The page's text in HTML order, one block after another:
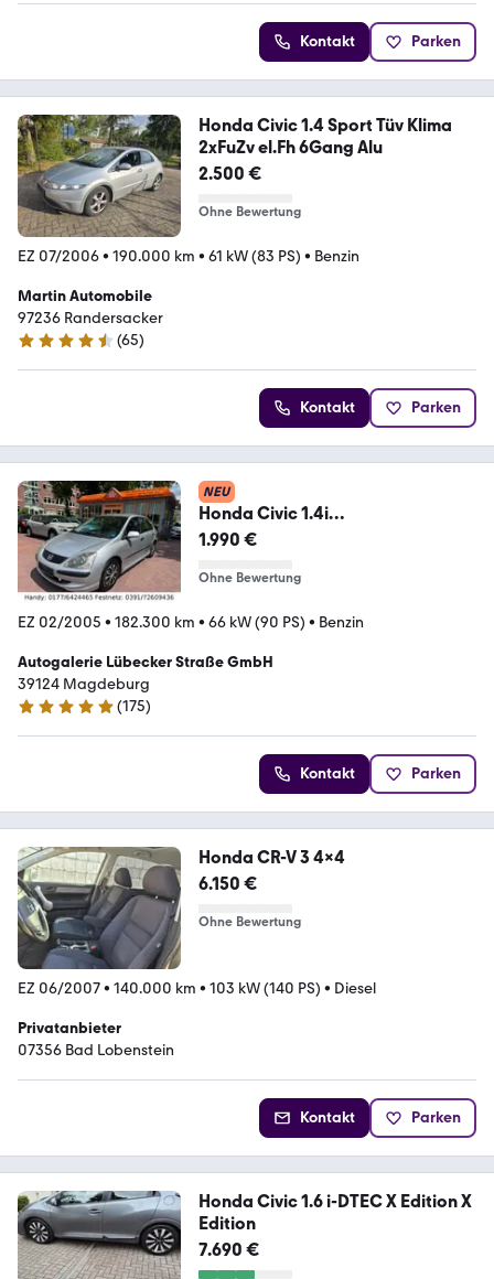
Kontakt Parken
Honda Civic 1.4 Sport Tüv Klima
2xFuZv el.Fh 6Gang Alu
2.500 €
Ohne Bewertung
EZ 07/2006• 190.000 km • 61 kW (83 PS) • Benzin
Martin Automobile
97236 Randersacker
4.4 Sterne
(65)
Kontakt Parken
NEU
Honda Civic 1.4i
KLIMAANLAGE/4xel.FH/ZV mit FB/
1.990 €
Ohne Bewertung
EZ 02/2005 • 182.300 km • 66 kW (90 PS) • Benzin
Autogalerie Lübecker Straße GmbH
39124 Magdeburg
4.9 Sterne
(175)
Kontakt Parken
Honda CR-V 3 4x4
6.150 €
Ohne Bewertung
EZ 06/2007• 140.000 km • 103 kW (140 PS) • Diesel
Privatanbieter
07356 Bad Lobenstein
Kontakt Parken
Honda Civic 1.6 i-DTEC X Edition X
Edition
7.690 €